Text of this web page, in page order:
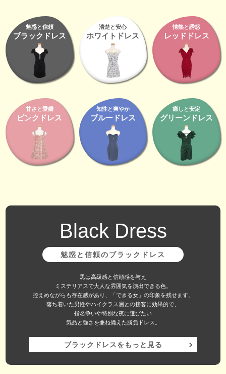
魅惑と信頼
ブラックドレス
清楚と安心
ホワイトドレス
情熱と誘惑
レッドドレス
甘さと愛嬌
ピンクドレス
知性と爽やか
ブルードレス
癒しと安定
グリーンドレス
Black Dress
魅惑と信頼のブラックドレス
黒は高級感と信頼感を与え
ミステリアスで大人な雰囲気を演出できる色。
控えめながらも存在感があり、「できる女」の印象を残せます。
落ち着いた男性やハイクラス層との接客に効果的で、
指名争いや特別な夜に選びたい
気品と強さを兼ね備えた勝負ドレス。
ブラックドレスをもっと見る